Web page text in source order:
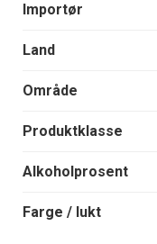
Importør
Land
Område
Produktklasse
Alkoholprosent
Farge / lukt